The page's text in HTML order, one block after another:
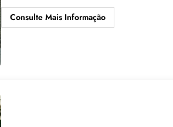
Consulte Mais Informação